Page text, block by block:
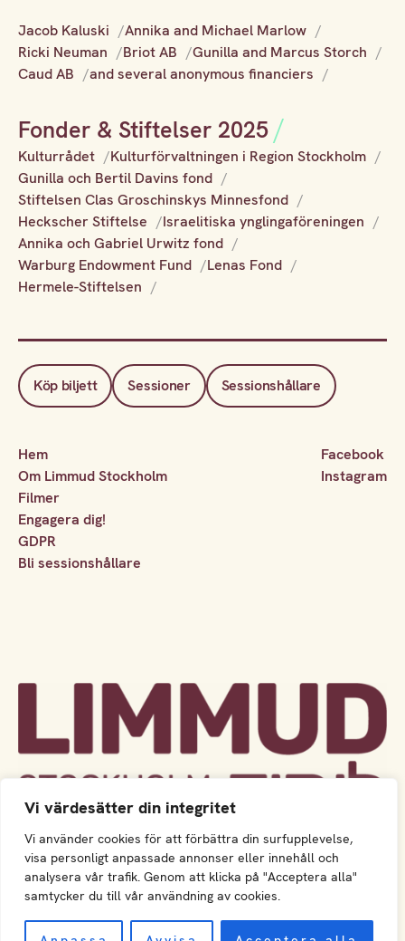
Vi värdesätter din integritet
Vi använder cookies för att förbättra din surfupplevelse,
visa personligt anpassade annonser eller innehåll och
analysera vår trafik. Genom att klicka på "Acceptera alla"
samtycker du till vår användning av cookies.
Jacob Kaluski
Annika and Michael Marlow
Ricki Neuman
Briot AB
Gunilla and Marcus Storch
Caud AB
and several anonymous financiers
Fonder & Stiftelser 2025
Kulturrådet
Kulturförvaltningen i Region Stockholm
Gunilla och Bertil Davins fond
Stiftelsen Clas Groschinskys Minnesfond
Heckscher Stiftelse
Israelitiska ynglingaföreningen
Annika och Gabriel Urwitz fond
Warburg Endowment Fund
Lenas Fond
Hermele-Stiftelsen
Köp biljett Sessioner Sessionshållare
Hem
Om Limmud Stockholm
Filmer
Engagera dig!
GDPR
Bli sessionshållare
Facebook
Instagram